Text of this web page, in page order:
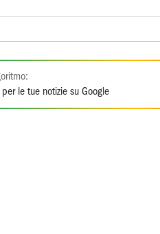
per le tue notizie su Google